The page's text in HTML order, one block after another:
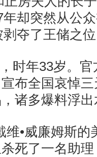
却突然从公
夺了王储之
时年33岁。
布全国哀悼
诸多爆料浮
维•威廉姆斯的
死了一名助